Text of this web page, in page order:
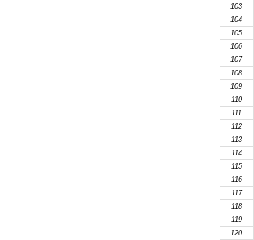
103
104
105
106
107
108
109
110
111
112
113
114
115
116
117
118
119
120